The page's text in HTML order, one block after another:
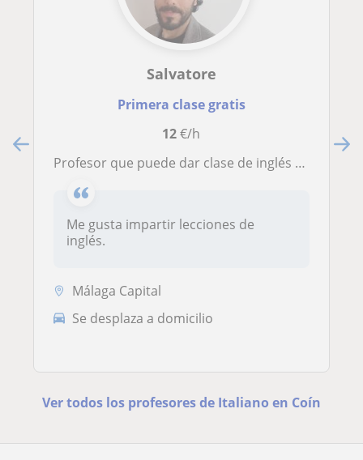
Salvatore
Primera clase gratis
12€/h
Profesor que puede dar clase de inglés y italiano
Me gusta impartir lecciones de
inglés.
Málaga Capital
Se desplaza a domicilio
Ver todos los profesores de Italiano en Coín